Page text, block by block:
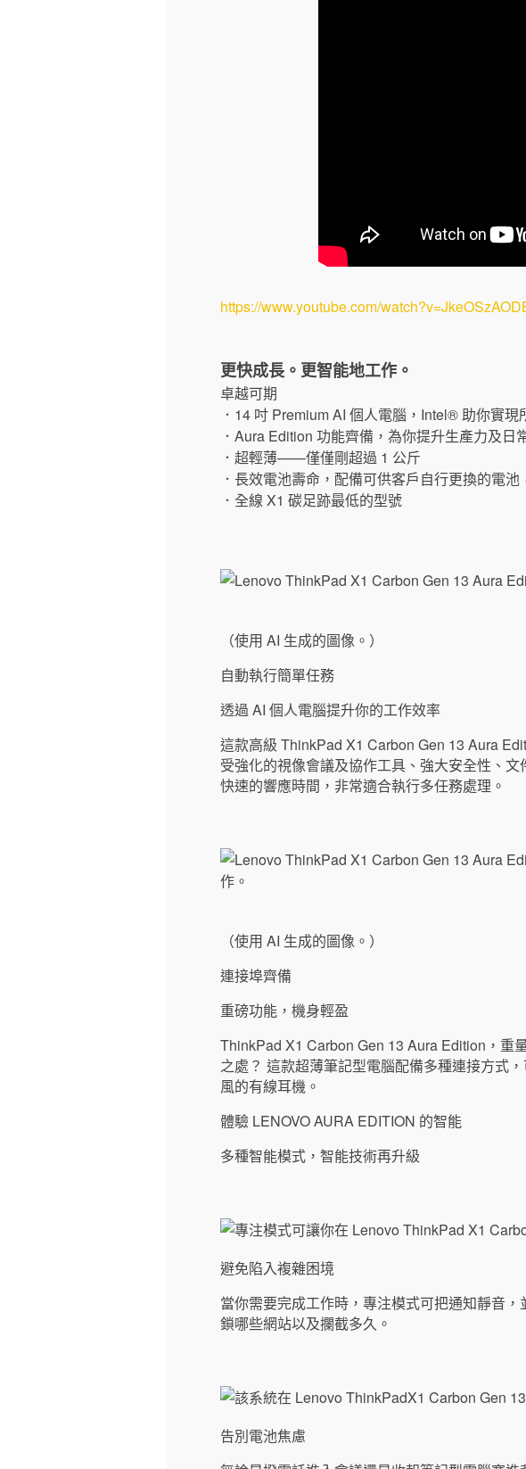
https://www.youtube.com/
更快成長。更智能地工作。
卓越可期
．14 吋 Premium AI 個人電腦，Intel® 助你實現
．Aura Edition 功能齊備，為你提升生產力及日
．超輕薄——僅僅剛超過 1 公斤
．長效電池壽命，配備可供客戶自行更換的電
．全線 X1 碳足跡最低的型號
（使用 AI 生成的圖像。）
自動執行簡單任務
透過 AI 個人電腦提升你的工作效率
這款高級 ThinkPad X1 Carbon Gen 13 Aura
受強化的視像會議及協作工具、強大安全性、
快速的響應時間，非常適合執行多任務處理。
（使用 AI 生成的圖像。）
連接埠齊備
重磅功能，機身輕盈
ThinkPad X1 Carbon Gen 13 Aura Edition，重
之處？ 這款超薄筆記型電腦配備多種連接方式
風的有線耳機。
體驗 LENOVO AURA EDITION 的智能
多種智能模式，智能技術再升級
避免陷入複雜困境
當你需要完成工作時，專注模式可把通知靜音
鎖哪些網站以及攔截多久。
告別電池焦慮